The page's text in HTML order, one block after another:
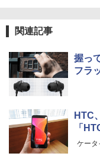
関連記事
握っ
フラ
HTC
「
ケータ